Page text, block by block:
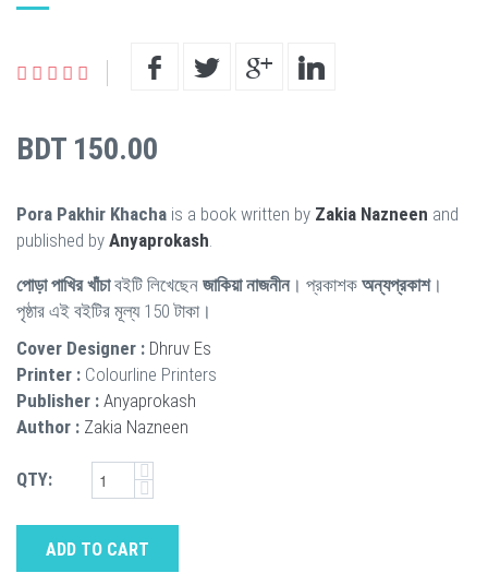
BDT 150.00
Pora Pakhir Khacha is a book written by Zakia Nazneen and
published by Anyaprokash.
পোড়া পাখির খাঁচাবইটি লিখেছেন জাকিয়া নাজনীন। প্রকাশক অন্যপ্রকাশ।
পৃষ্ঠার এই বইটির মূল্য 150 টাকা।
Cover Designer : Dhruv Es
Printer : Colourline Printers
Publisher : Anyaprokash
Author : Zakia Nazneen
QTY:
ADD TO CART